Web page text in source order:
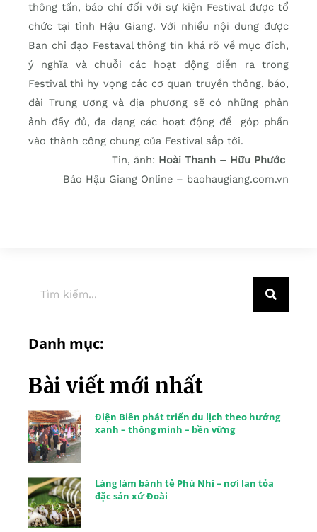
thông tấn, báo chí đối với sự kiện Festival được tổ
chức tại tỉnh Hậu Giang. Với nhiều nội dung được
Ban chỉ đạo Festaval thông tin khá rõ về mục đích,
ý nghĩa và chuỗi các hoạt động diễn ra trong
Festival thì hy vọng các cơ quan truyền thông, báo,
đài Trung ương và địa phương sẽ có những phản
ảnh đầy đủ, đa dạng các hoạt động để góp phần
vào thành công chung của Festival sắp tới.
Tin, ảnh: Hoài Thanh – Hữu Phước
Báo Hậu Giang Online – baohaugiang.com.vn
Danh mục:
Bài viết mới nhất
Điện Biên phát triển du lịch theo hướng
xanh – thông minh – bền vững
Làng làm bánh tẻ Phú Nhi – nơi lan tỏa
đặc sản xứ Đoài